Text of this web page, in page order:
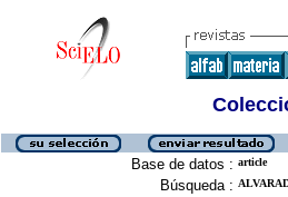
Base de datos : article
Búsqueda :